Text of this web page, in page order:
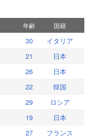
年齢 国籍
30
イタリア
21
日本
26
日本
22
韓国
29
ロシア
19
日本
27
フランス